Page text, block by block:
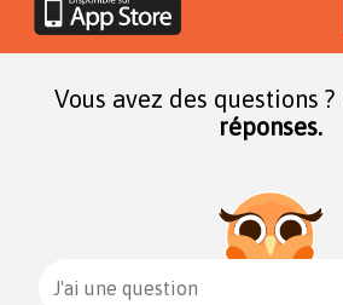
Vous avez des questions ?
réponses.
J'ai une question